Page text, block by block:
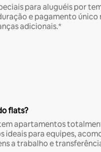
para aluguéis por
e pagamento único
adicionais.*
flats?
apartamentos
ideais para equipes,
a trabalho e